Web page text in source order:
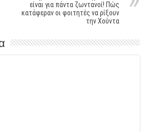
είναι για πάντα ζωντανοί! Πώς
κατάφεραν οι φοιτητές να ρίξουν
την Χούντα